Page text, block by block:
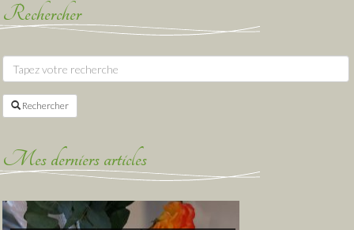
Rechercher
Rechercher
Mes derniers articles